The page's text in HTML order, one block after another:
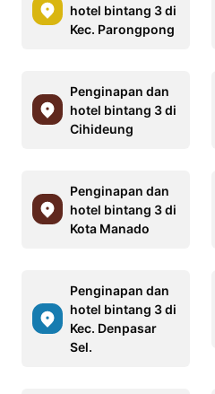
hotel bintang 3 di
Kec. Parongpong
Penginapan dan
hotel bintang 3 di
Cihideung
Penginapan dan
hotel bintang 3 di
Kota Manado
Penginapan dan
hotel bintang 3 di
Kec. Denpasar
Sel.